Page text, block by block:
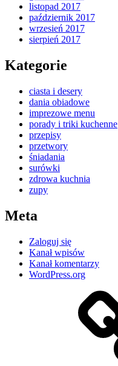
listopad 2017
październik 2017
wrzesień 2017
sierpień 2017
Kategorie
ciasta i desery
dania obiadowe
imprezowe menu
porady i triki kuchenne
przepisy
przetwory
śniadania
surówki
zdrowa kuchnia
zupy
Meta
Zaloguj się
Kanał wpisów
Kanał komentarzy
WordPress.org